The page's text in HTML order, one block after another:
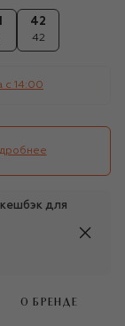
42
42
c 14:00
для
О БРЕНДЕ